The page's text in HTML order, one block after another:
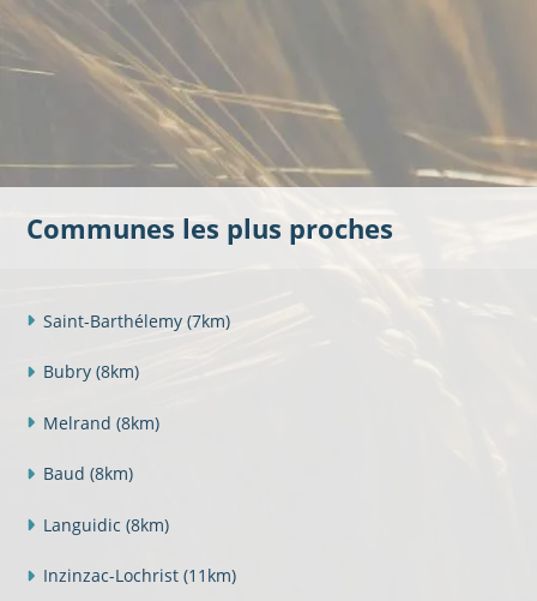
Communes les plus proches
Saint-Barthélemy (7km)
Bubry (8km)
Melrand (8km)
Baud (8km)
Languidic (8km)
Inzinzac-Lochrist (11km)